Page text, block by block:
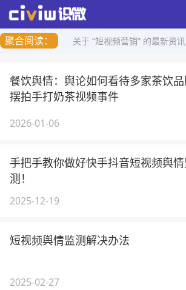
聚合阅读：
关于 “短视频营销” 的最新资
餐饮舆情：舆论如何看待多家茶饮
摆拍手打奶茶视频事件
2026-01-06
手把手教你做好快手抖音短视频舆
测！
2025-12-19
短视频舆情监测解决办法
2025-02-27